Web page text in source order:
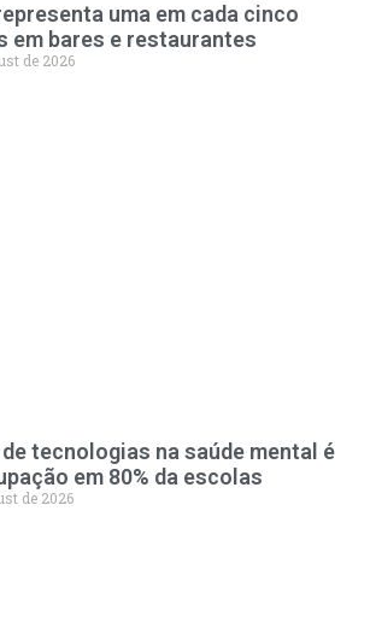
uma em cada cinco
em bares e restaurantes
de 2026
tecnologias na saúde mental é
em 80% da escolas
de 2026